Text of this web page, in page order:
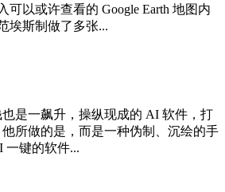
可以或许查看的 Google Earth 地图内
埃斯制做了多张...
是一飙升，操纵现成的 AI 软件，打
所做的是，而是一种伪制、沉绘的手
一键的软件...